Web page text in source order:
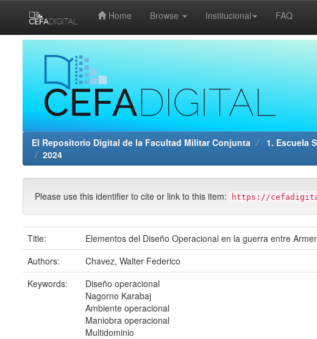
Home Browse Institucional FAQ
El Repositorio Digital de la Facultad Militar Conjunta 1. Escuela
2024
Please use this identifier to cite or link to this item: https://
Title:
Elementos del Diseño Operacional en la guerra entre
Authors:
Chavez, Walter Federico
Keywords:
Diseño operacional
Nagorno Karabaj
Ambiente operacional
Maniobra operacional
Multidominio